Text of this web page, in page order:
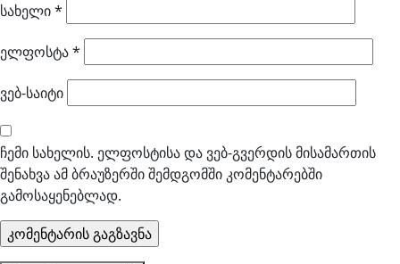
სახელი*
ელფოსტა*
ვებ-საიტი
ჩემი სახელის. ელფოსტისა და ვებ-გვერდის მისამართის
შენახვა ამ ბრაუზერში შემდგომში კომენტარებში
გამოსაყენებლად.